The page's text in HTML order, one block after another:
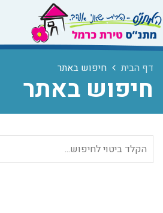
דף הבית חיפוש באתר
חיפוש באתר